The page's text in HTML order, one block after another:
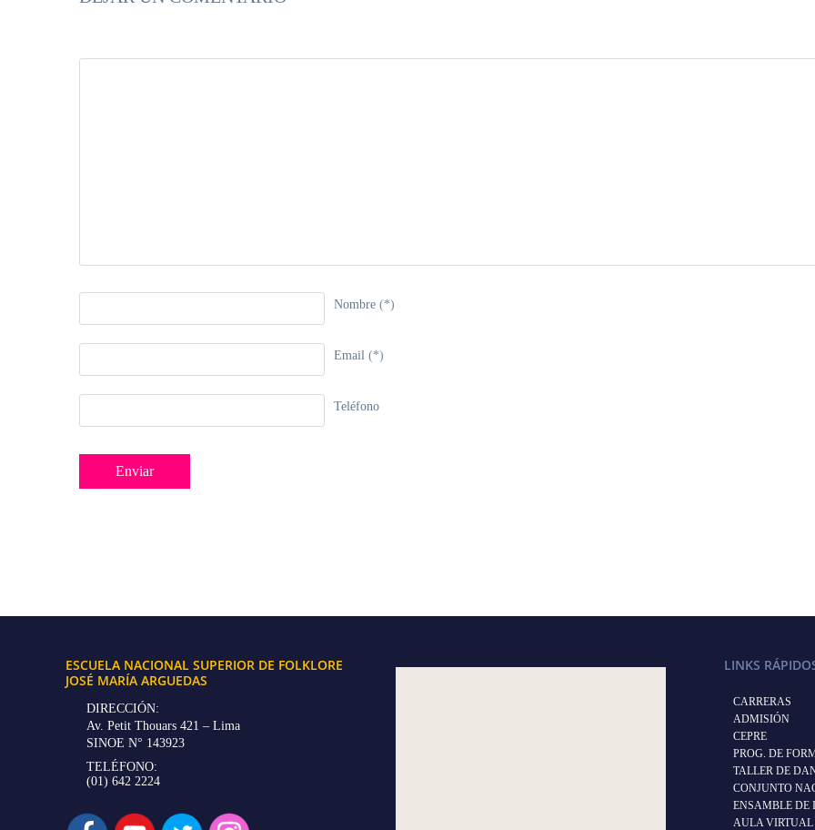
Nombre (*)
Email (*)
Teléfono
ESCUELA NACIONAL SUPERIOR DE FOLKLORE
JOSÉ MARÍA ARGUEDAS
DIRECCIÓN:
Av. Petit Thouars 421 – Lima
SINOE N° 143923
TELÉFONO:
(01) 642 2224
LINKS
CARRERAS
ADMISIÓN
CEPRE
PROG. DE
TALLER DE
CONJUNTO
ENSAMBLE DE
AULA VIRTUAL